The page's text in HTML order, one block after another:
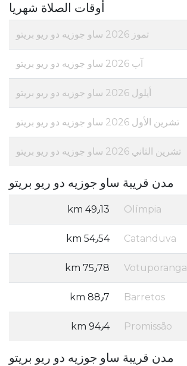
أوقات الصلاة شهريا
تموز 2026 ساو جوزيه دو ريو بريتو
آب 2026 ساو جوزيه دو ريو بريتو
أيلول 2026 ساو جوزيه دو ريو بريتو
تشرين الأول 2026 ساو جوزيه دو ريو بريتو
تشرين الثاني 2026 ساو جوزيه دو ريو بريتو
مدن قريبة ساو جوزيه دو ريو بريتو
Olímpia 49٫13 km
Catanduva 54٫54 km
Votuporanga 75٫78 km
Barretos 88٫7 km
Promissão 94٫4 km
مدن قريبة ساو جوزيه دو ريو بريتو